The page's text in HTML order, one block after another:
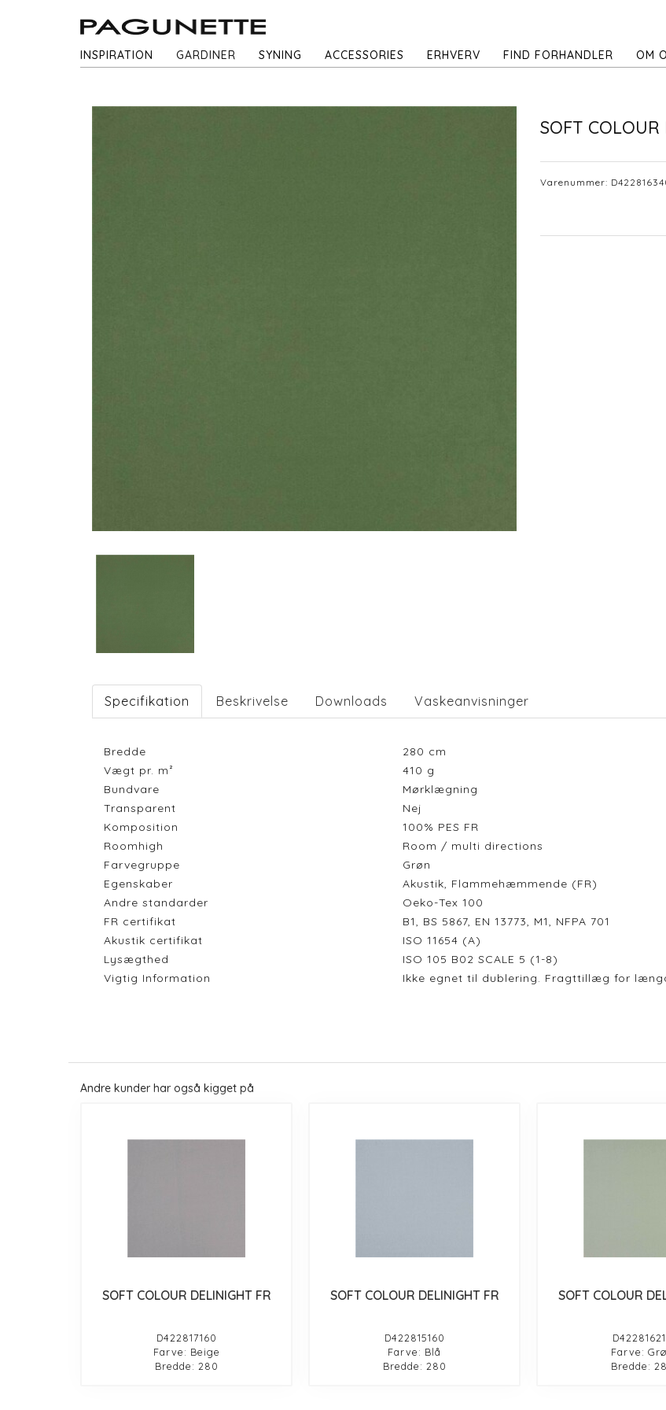
INSPIRATION GARDINER SYNING ACCESSORIES ERHVERV FIND FORHANDLER OM
SOFT
Varenummer:
Specifikation Beskrivelse Downloads Vaskeanvisninger
Bredde 280 cm
Vægt pr. m²
410 g
Bundvare
Mørklægning
Transparent
Nej
Komposition
100% PES FR
Roomhigh
Room / multi directions
Farvegruppe
Grøn
Egenskaber
Akustik, Flammehæmmende (FR)
Andre standarder
Oeko-Tex 100
FR certifikat
B1, BS 5867, EN 13773, M1, NFPA 701
Akustik certifikat
ISO 11654 (A)
Lysægthed
ISO 105 B02 SCALE 5 (1-8)
Vigtig Information
Ikke egnet til dublering. Fragttillæg for
Andre kunder har også kigget på
SOFT COLOUR DELINIGHT FR
D422817160
Farve: Beige
Bredde: 280
SOFT COLOUR DELINIGHT FR
D422815160
Farve: Blå
Bredde: 280
SOFT COLOUR
Farve:
Bredde: